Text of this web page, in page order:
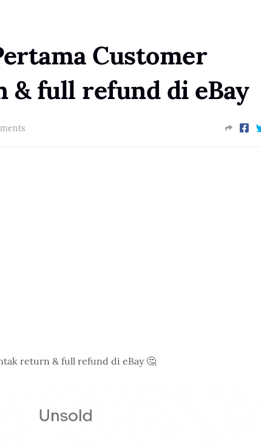
Customer
full refund di eBay
return & full refund di eBay 🤔